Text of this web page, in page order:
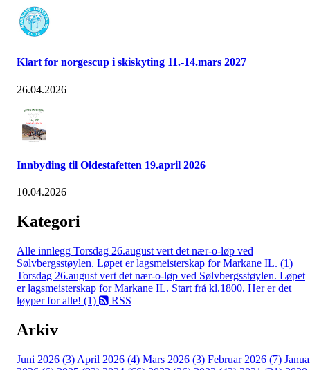
Klart for norgescup i skiskyting 11.-14.mars 2027
26.04.2026
Innbyding til Oldestafetten 19.april 2026
10.04.2026
Kategori
Alle innlegg Torsdag 26.august vert det nær-o-løp ved
Sølvbergsstøylen. Løpet er lagsmeisterskap for Markane IL. (1)
Torsdag 26.august vert det nær-o-løp ved Sølvbergsstøylen. Løpet
er lagsmeisterskap for Markane IL. Start frå kl.1800. Her er det
løyper for alle! (1)
RSS
Arkiv
Juni 2026 (3) April 2026 (4) Mars 2026 (3) Februar 2026 (7)